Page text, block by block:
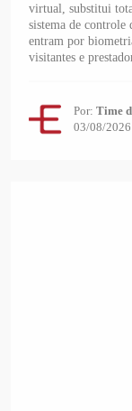
virtual, substitui
sistema de controle
entram por
visitantes e
Por: Time
03/08/2026